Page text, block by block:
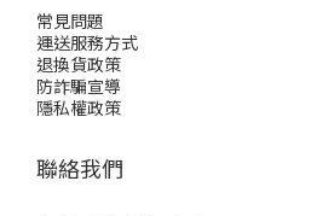
常見問題
運送服務方式
退換貨政策
防詐騙宣導
隱私權政策
聯絡我們